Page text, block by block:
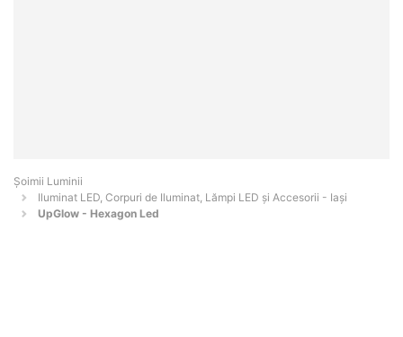
Șoimii Luminii
Iluminat LED, Corpuri de Iluminat, Lămpi LED și Accesorii - Iaşi
UpGlow - Hexagon Led